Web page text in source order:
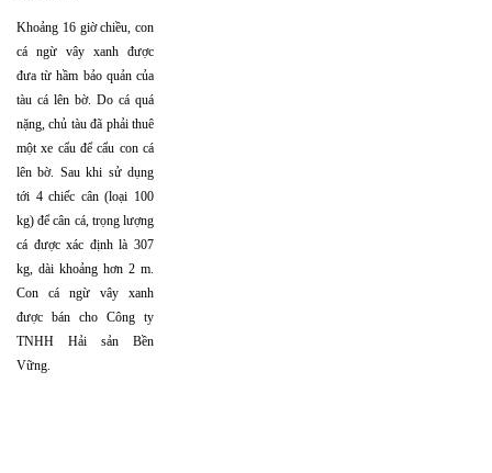
Khoảng 16 giờ chiều, con
cá ngừ vây xanh được
đưa từ hầm bảo quản của
tàu cá lên bờ. Do cá quá
nặng, chủ tàu đã phải thuê
một xe cẩu để cẩu con cá
lên bờ. Sau khi sử dụng
tới 4 chiếc cân (loại 100
kg) để cân cá, trọng lượng
cá được xác định là 307
kg, dài khoảng hơn 2 m.
Con cá ngừ vây xanh
được bán cho Công ty
TNHH Hải sản Bền
Vững.